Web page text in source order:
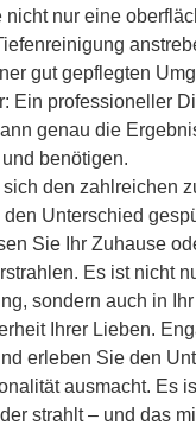
nicht nur eine
gut gepflegten
Ein professioneller
genau die
benötigen.
den zahlreichen
Unterschied
Sie Ihr Zuhause
Es ist nicht
sondern auch in
Ihrer Lieben.
erleben Sie den
ausmacht. Es
strahlt – und das